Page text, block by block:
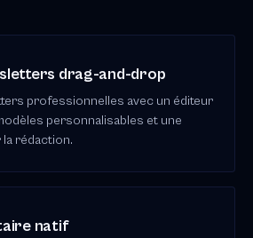
drag-and-drop
professionnelles avec un éditeur
personnalisables et une
rédaction.
natif